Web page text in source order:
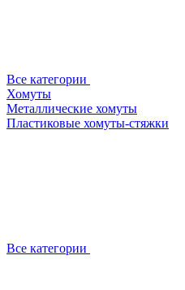
Все категории
Хомуты
Металлические хомуты
Пластиковые хомуты-стяжки
Все категории